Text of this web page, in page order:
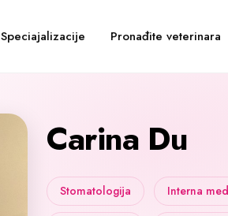
Speciajalizacije Pronađite veterinara
Carina Du
Stomatologija Interna